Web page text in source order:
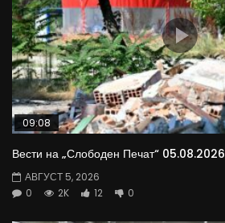
09:08
Вести на „Слободен Печат“ 05.08.2026
АВГУСТ 5, 2026
0
2K 12 0